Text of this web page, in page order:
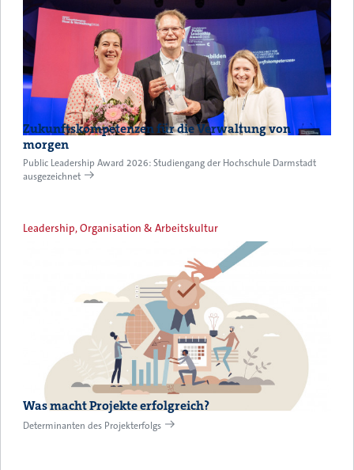
Zukunftskompetenzen für die Verwaltung von
morgen
Public Leadership Award 2026: Studiengang der Hochschule Darmstadt
ausgezeichnet
Leadership, Organisation & Arbeitskultur
Was macht Projekte erfolgreich?
Determinanten des Projekterfolgs